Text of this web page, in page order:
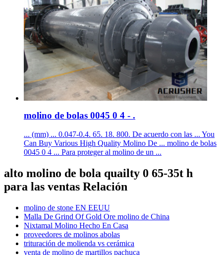
molino de bolas 0045 0 4 - .
... (mm) ... 0.047-0.4. 65. 18. 800. De acuerdo con las ... You
Can Buy Various High Quality Molino De ... molino de bolas
0045 0 4 ... Para proteger al molino de un ...
alto molino de bola quailty 0 65-35t h
para las ventas Relación
molino de stone EN EEUU
Malla De Grind Of Gold Ore molino de China
Nixtamal Molino Hecho En Casa
proveedores de molinos abolas
trituración de molienda vs cerámica
venta de molino de martillos pachuca